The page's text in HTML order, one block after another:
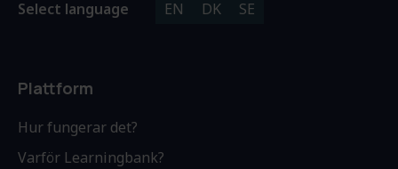
Select language EN DK SE
Plattform
Hur fungerar det?
Varför Learningbank?